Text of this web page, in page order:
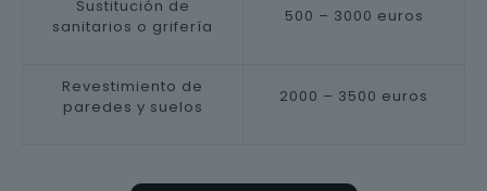
Sustitución de
sanitarios o grifería
500 – 3000 euros
Revestimiento de
paredes y suelos
2000 – 3500 euros